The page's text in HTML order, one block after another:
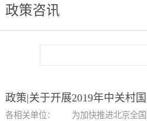
政策咨讯
各相关单位： 为加快推进北京全国